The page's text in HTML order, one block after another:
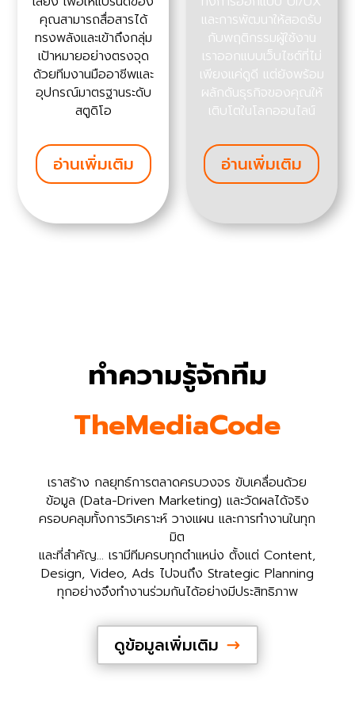
คุณสามารถสื่อสารได้
ทรงพลังและเข้าถึงกลุ่ม
เป้าหมายอย่างตรงจุด
ด้วยทีมงานมืออาชีพและ
อุปกรณ์มาตรฐานระดับ
สตูดิโอ
อ่านเพิ่มเติม
และการพัฒนาให้สอดรับ
กับพฤติกรรมผู้ใช้งาน
เราออกแบบเว็บไซต์ที่ไม่
เพียงแค่ดูดี แต่ยังพร้อม
ผลักดันธุรกิจของคุณให้
เติบโตในโลกออนไลน์
อ่านเพิ่มเติม
ทำความรู้จักทีม
TheMediaCode
เราสร้าง กลยุทธ์การตลาดครบวงจร ขับเคลื่อนด้วย
ข้อมูล (Data-Driven Marketing) และวัดผลได้จริง
ครอบคลุมทั้งการวิเคราะห์ วางแผน และการทำงานในทุก
มิต
และที่สำคัญ… เรามีทีมครบทุกตำแหน่ง ตั้งแต่ Content,
Design, Video, Ads ไปจนถึง Strategic Planning
ทุกอย่างจึงทำงานร่วมกันได้อย่างมีประสิทธิภาพ
ดูข้อมูลเพิ่มเติม $